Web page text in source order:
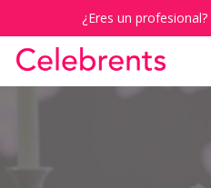
¿Eres un profesional?